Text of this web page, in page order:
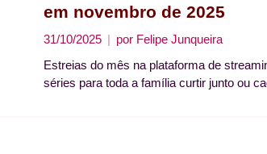
em novembro de 2025
31/10/2025 por Felipe Junqueira
Estreias do mês na plataforma de
séries para toda a família curtir junto ou